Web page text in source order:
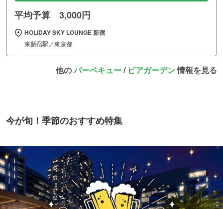
平均予算 3,000円
HOLIDAY SKY LOUNGE 新宿
東新宿駅／東京都
他のバーベキュー/ ビアガーデン情報を見る
今が旬！季節のおすすめ特集